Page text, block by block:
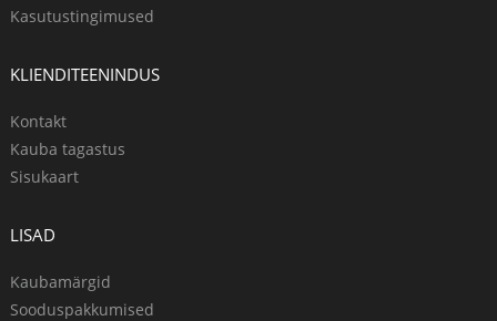
Kasutustingimused
KLIENDITEENINDUS
Kontakt
Kauba tagastus
Sisukaart
LISAD
Kaubamärgid
Sooduspakkumised